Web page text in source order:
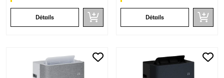
Détails Détails